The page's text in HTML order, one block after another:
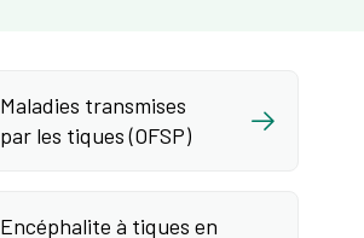
Maladies transmises
par les tiques (OFSP)
Encéphalite à tiques en